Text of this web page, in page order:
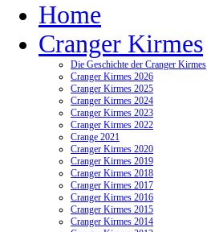
Home
Cranger Kirmes
Die Geschichte der Cranger Kirmes
Cranger Kirmes 2026
Cranger Kirmes 2025
Cranger Kirmes 2024
Cranger Kirmes 2023
Cranger Kirmes 2022
Crange 2021
Cranger Kirmes 2020
Cranger Kirmes 2019
Cranger Kirmes 2018
Cranger Kirmes 2017
Cranger Kirmes 2016
Cranger Kirmes 2015
Cranger Kirmes 2014